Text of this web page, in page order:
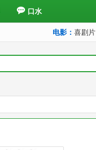
口水
电影： 喜剧片